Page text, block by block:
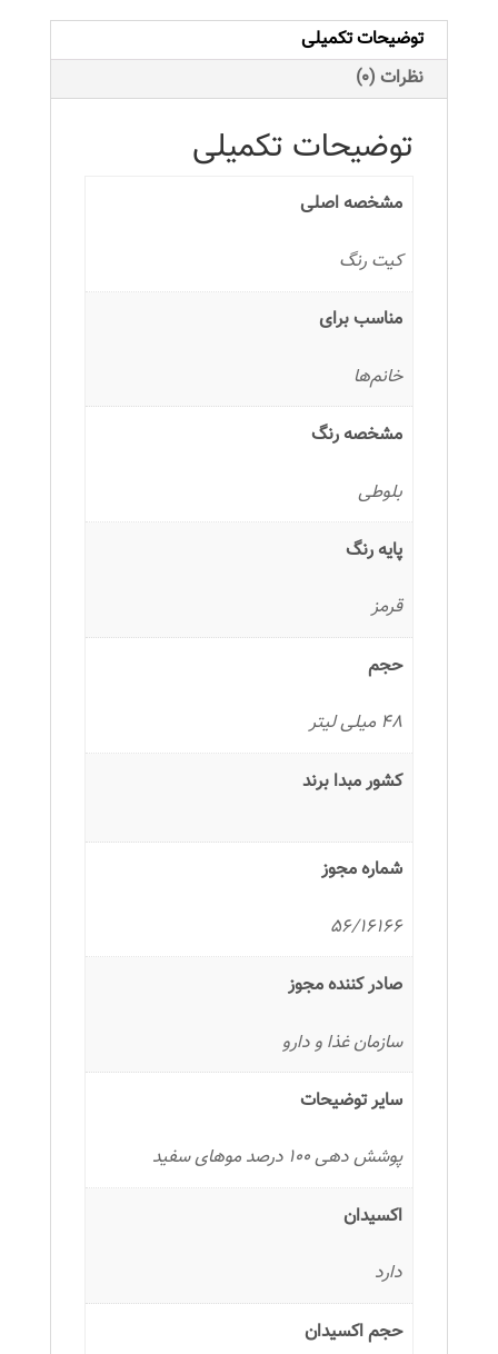
عدد
توضیحات تکمیلی
نظرات (0)
توضیحات تکمیلی
مشخصه اصلی
کیت رنگ
مناسب برای
خانم‌ها
مشخصه رنگ
بلوطی
پایه رنگ
قرمز
حجم
48 میلی لیتر
کشور مبدا برند
شماره مجوز
56/16166
صادر کننده مجوز
سازمان غذا و دارو
سایر توضیحات
پوشش دهی 100 درصد موهای سفید
اکسیدان
دارد
حجم اکسیدان